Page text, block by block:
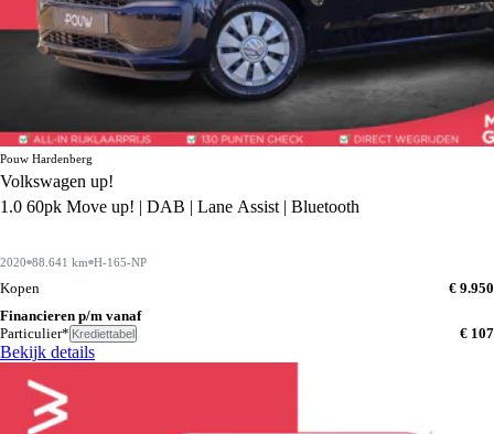
Pouw Hardenberg
Volkswagen up!
1.0 60pk Move up! | DAB | Lane Assist | Bluetooth
2020 88.641 km H-165-NP
Kopen
€ 9.950
Financieren p/m vanaf
Particulier* Krediettabel € 107
Bekijk details